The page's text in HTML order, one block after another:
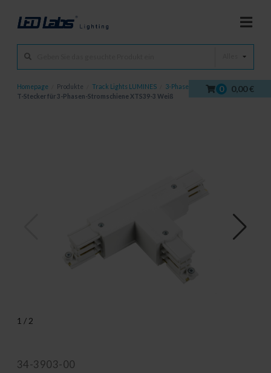
0 0,00 €
Homepage Produkte Track Lights LUMINES 3-Phasen-Schiene /
T-Stecker für 3-Phasen-Stromschiene XTS39-3 Weiß
1 / 2
34-3903-00